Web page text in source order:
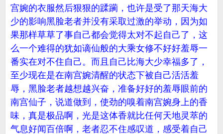
宫婉的衣服然后狠狠的蹂躏，也许是受了那天海大
少的影响黑脸老者并没有采取过激的举动，因为如
果那样草草了事自己都会觉得太对不起自己了，这
么一个难得的犹如谪仙般的大乘女修不好好羞辱一
番实在对不住自己。而且自己比海大少幸福多了，
至少现在是在南宫婉清醒的状态下被自己活活羞
辱，黑脸老者越想越兴奋，准备好好的羞辱眼前的
南宫仙子，说道做到，使劲的嗅着南宫婉身上的香
味，真是极品啊，光是这体香就比任何天地灵萃的
气息好闻百倍啊，老者忍不住感叹道，感受着自己